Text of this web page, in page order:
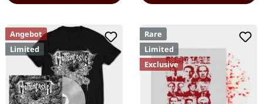
Angebot
Limited
Rare
Limited
Exclusive